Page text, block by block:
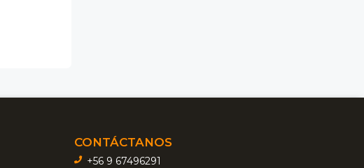
CONTÁCTANOS
+56 9 67496291